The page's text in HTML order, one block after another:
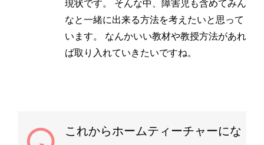
現状です。 そんな中、障害児も含めてみん
なと一緒に出来る方法を考えたいと思って
います。 なんかいい教材や教授方法があれ
ば取り入れていきたいですね。
これからホームティーチャーにな